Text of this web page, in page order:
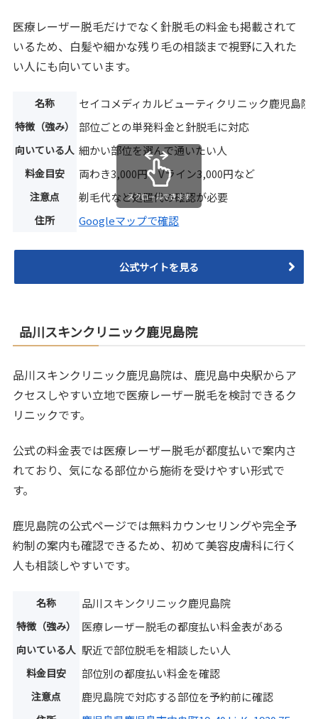
医療レーザー脱毛だけでなく針脱毛の料金も掲載されて
いるため、白髪や細かな残り毛の相談まで視野に入れた
い人にも向いています。
名称 セイコメディカルビューティクリニック鹿児島院
特徴（強み） 部位ごとの単発料金と針脱毛に対応
向いている人 細かい部位を選んで通いたい人
料金目安 両わき3,000円、Vライン3,000円など
注意点 剃毛代など処置代の確認が必要
住所 Googleマップで確認
スクロールできます
公式サイトを見る
品川スキンクリニック鹿児島院
品川スキンクリニック鹿児島院は、鹿児島中央駅からア
クセスしやすい立地で医療レーザー脱毛を検討できるク
リニックです。
公式の料金表では医療レーザー脱毛が都度払いで案内さ
れており、気になる部位から施術を受けやすい形式で
す。
鹿児島院の公式ページでは無料カウンセリングや完全予
約制の案内も確認できるため、初めて美容皮膚科に行く
人も相談しやすいです。
名称 品川スキンクリニック鹿児島院
特徴（強み） 医療レーザー脱毛の都度払い料金表がある
向いている人 駅近で部位脱毛を相談したい人
料金目安 部位別の都度払い料金を確認
注意点 鹿児島院で対応する部位を予約前に確認